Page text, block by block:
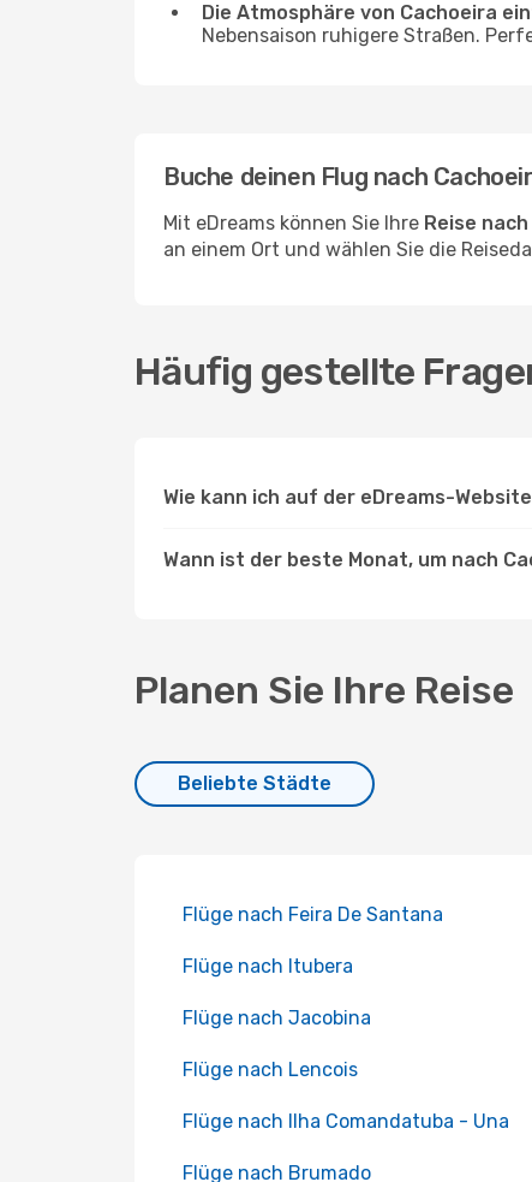
Die Atmosphäre von Cachoeira
Nebensaison ruhigere Straßen.
Buche deinen Flug nach
Mit eDreams können Sie Ihre Reise
an einem Ort und wählen Sie die
Häufig gestellte
Wie kann ich auf der eDreams-
Wann ist der beste Monat, um nach
Planen Sie Ihre Reise
Beliebte Städte
Flüge nach Feira De Santana
Flüge nach Itubera
Flüge nach Jacobina
Flüge nach Lencois
Flüge nach Ilha Comandatuba - Una
Flüge nach Brumado